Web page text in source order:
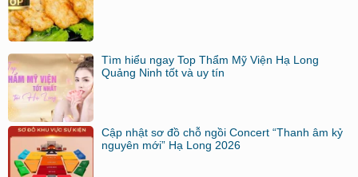
Tìm hiểu ngay Top Thẩm Mỹ Viện Hạ Long
Quảng Ninh tốt và uy tín
Cập nhật sơ đồ chỗ ngồi Concert “Thanh âm kỷ
nguyên mới” Hạ Long 2026